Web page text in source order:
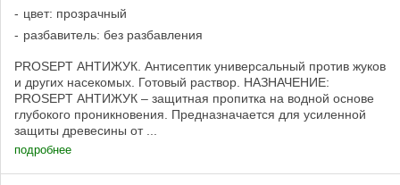
цвет: прозрачный
разбавитель: без разбавления
PROSEPT АНТИЖУК. Антисептик универсальный против жуков
и других насекомых. Готовый раствор. НАЗНАЧЕНИЕ:
PROSEPT АНТИЖУК – защитная пропитка на водной основе
глубокого проникновения. Предназначается для усиленной
защиты древесины от ...
подробнее